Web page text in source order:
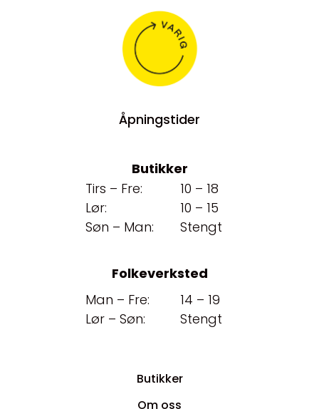
Åpningstider
Butikker
Tirs – Fre:
Lør:
Søn – Man:
10 – 18
10 – 15
Stengt
Folkeverksted
Man – Fre:
Lør – Søn:
14 – 19
Stengt
Butikker
Om oss